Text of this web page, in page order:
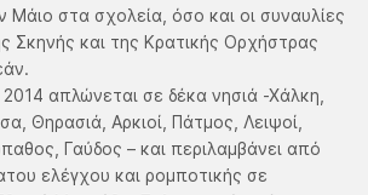
Μάιο στα σχολεία, όσο και οι συναυλίες
Σκηνής και της Κρατικής Ορχήστρας
απλώνεται σε δέκα νησιά -Χάλκη,
Θηρασιά, Αρκιοί, Πάτμος, Λειψοί,
Γαύδος – και περιλαμβάνει από
ελέγχου και ρομποτικής σε